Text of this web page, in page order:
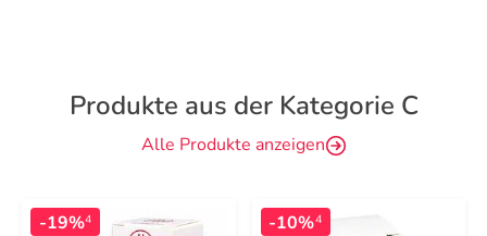
Produkte aus der Kategorie C
Alle Produkte anzeigen
-19%4 -10%4